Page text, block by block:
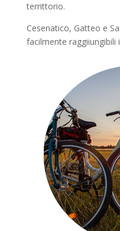
territtorio.
Cesenatico, Gatteo e
facilmente raggiiungibili